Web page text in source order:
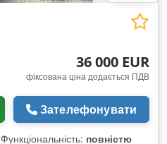
36 000 EUR
фіксована ціна додається ПДВ
Зателефонувати
повністю